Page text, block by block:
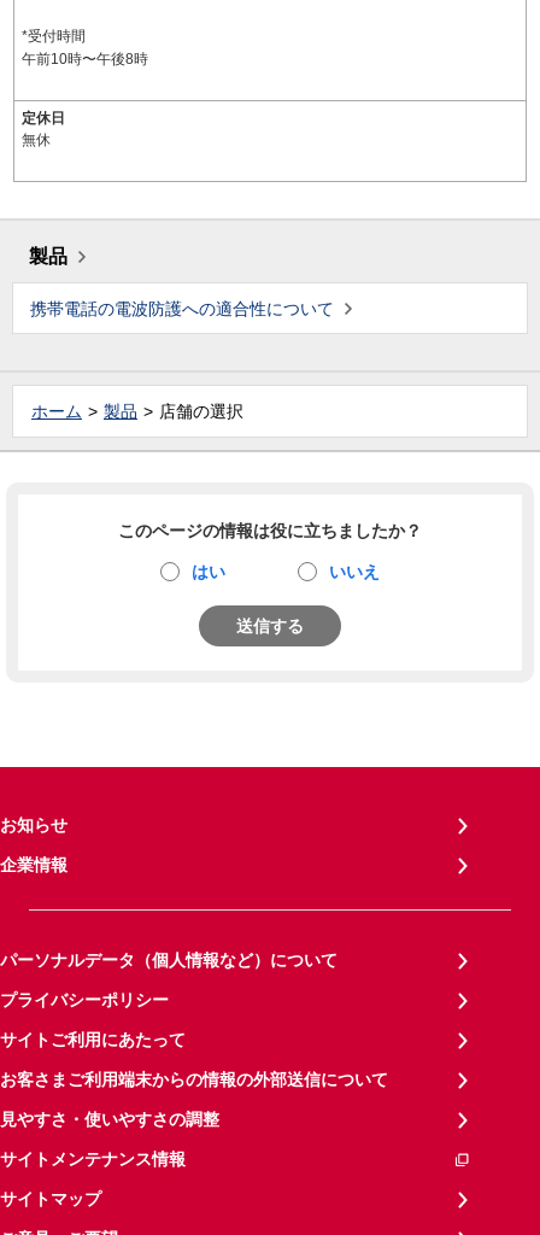
*受付時間
午前10時〜午後8時
定休日
無休
製品
携帯電話の電波防護への適合性について
ホーム 製品 店舗の選択
このページの情報は役に立ちましたか？
はい いいえ
送信する
お知らせ
企業情報
パーソナルデータ（個人情報など）について
プライバシーポリシー
サイトご利用にあたって
お客さまご利用端末からの情報の外部送信について
見やすさ・使いやすさの調整
サイトメンテナンス情報
サイトマップ